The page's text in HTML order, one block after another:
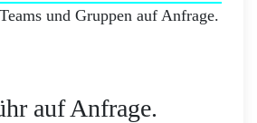
und Gruppen auf Anfrage.
auf Anfrage.